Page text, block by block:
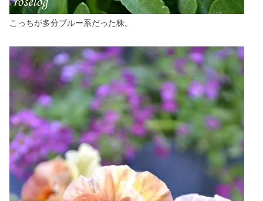
こっちが多分ブルー系だった株。